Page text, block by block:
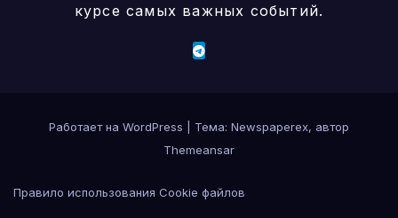
курсе самых важных событий.
Работает на WordPress
Тема: Newspaperex, автор
Themeansar
Правило использования Cookie файлов